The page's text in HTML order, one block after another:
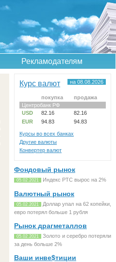
Рекламодателям
Курс валют на 08.08.2026
покупка
продажа
Центробанк РФ
USD
82.16
82.16
EUR
94.83 94.83
Курсы во всех банках
Другие валюты
Конвертер валют
Фондовый рынок
05.02.2021 Индекс РТС вырос на 2%
Валютный рынок
05.02.2021
Доллар упал на 62 копейки,
евро потерял больше 1 рубля
Рынок драгметаллов
05.02.2021
Золото и серебро потеряли
за день больше 2%
Ваши инве$тиции